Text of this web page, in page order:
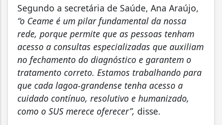
Segundo a secretária de Saúde, Ana Araújo,
“o Ceame é um pilar fundamental da nossa
rede, porque permite que as pessoas tenham
acesso a consultas especializadas que auxiliam
no fechamento do diagnóstico e garantem o
tratamento correto. Estamos trabalhando para
que cada lagoa-grandense tenha acesso a
cuidado contínuo, resolutivo e humanizado,
como o SUS merece oferecer”, disse.